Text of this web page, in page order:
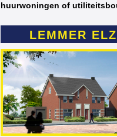
huurwoningen of
LEMMER